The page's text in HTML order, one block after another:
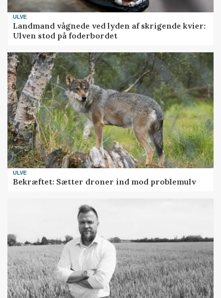
ULVE
Landmand vågnede ved lyden af skrigende kvier:
Ulven stod på foderbordet
ULVE
Bekræftet: Sætter droner ind mod problemulv